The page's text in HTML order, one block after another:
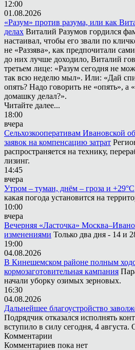
12:00
01.08.2026
«Разум» против разума, или как
делах Виталий Разумов гордился
настаивал, чтобы его звали по
не «Раззява», как предпочитали
до них лучше доходило, Виталий
третьем лице: «Разум сегодня не
так всю неделю мыл». Или: «Дай
опять? Надо говорить не «опять», а
домашку делал?».
Читайте далее...
18:00
вчера
Сельхозкооперативам Ивановской
заявок на компенсацию затрат
распространяется на технику,
лизинг.
14:45
вчера
Утром – туман, днём – гроза и +29°С
какая погода установится на
10:00
вчера
Вечерняя «Ласточка»
изменениями Только два дня - 14 и
19:00
04.08.2026
В Кинешемском районе полным
кормозаготовительная кампания
начали уборку озимых зерновых.
16:30
04.08.2026
Дальнейшее благоустройство
Подрядчик отказался исполнять
вступило в силу сегодня, 4
Комментарии
Комментариев пока нет